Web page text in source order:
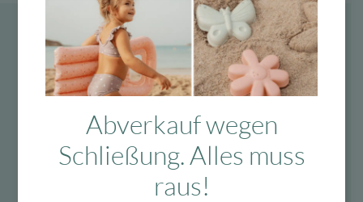
Abverkauf wegen
Schließung. Alles muss
raus!